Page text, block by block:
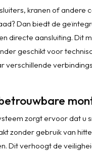
kranen of andere
Dan biedt de
directe aansluiting. Dit
geschikt voor
verschillende
zorgt ervoor dat u
zonder gebruik van
Dit verhoogt de